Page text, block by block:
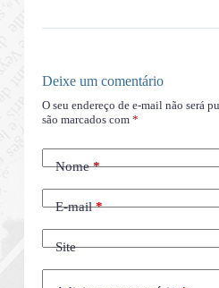
Deixe um comentário
O seu endereço de e-mail não será
são marcados com *
Nome*
E-mail*
Site